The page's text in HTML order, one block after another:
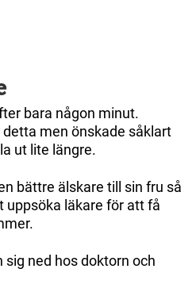
bara någon minut.
men önskade såklart
ut lite längre.
bättre älskare till sin fru så
uppsöka läkare för att få
ned hos doktorn och